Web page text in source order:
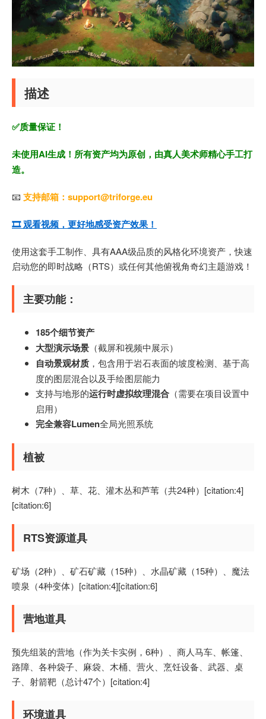
描述
✅质量保证！
未使用AI生成！所有资产均为原创，由真人美术师精心手工打
造。
📧 支持邮箱：support@triforge.eu
🎞️ 观看视频，更好地感受资产效果！
使用这套手工制作、具有AAA级品质的风格化环境资产，快速
启动您的即时战略（RTS）或任何其他俯视角奇幻主题游戏！
主要功能：
185个细节资产
大型演示场景 （截屏和视频中展示）
自动景观材质 ，包含用于岩石表面的坡度检测、基于高
度的图层混合以及手绘图层能力
支持与地形的运行时虚拟纹理混合 （需要在项目设置中
启用）
完全兼容Lumen全局光照系统
植被
树木（7种）、草、花、灌木丛和芦苇（共24种）[citation:4]
[citation:6]
RTS资源道具
矿场（2种）、矿石矿藏（15种）、水晶矿藏（15种）、魔法
喷泉（4种变体）[citation:4][citation:6]
营地道具
预先组装的营地（作为关卡实例，6种）、商人马车、帐篷、
路障、各种袋子、麻袋、木桶、营火、烹饪设备、武器、桌
子、射箭靶（总计47个）[citation:4]
环境道具